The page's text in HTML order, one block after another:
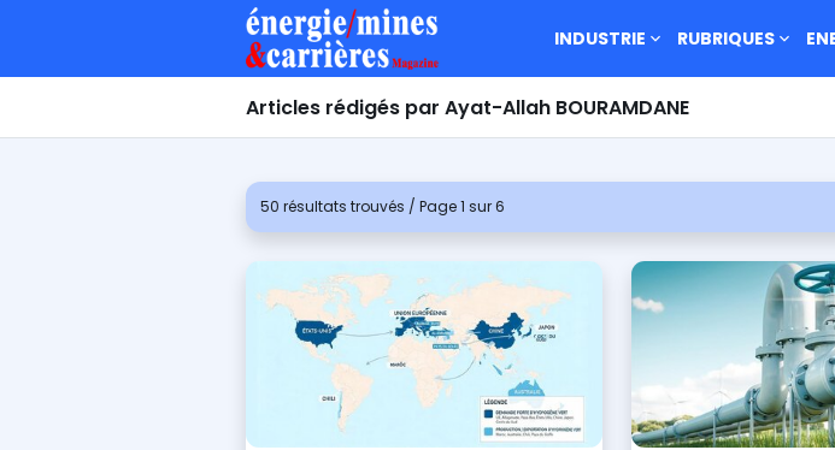
INDUSTRIE RUBRIQUES
Articles rédigés par Ayat-Allah BOURAMDANE
50 résultats trouvés / Page 1 sur 6